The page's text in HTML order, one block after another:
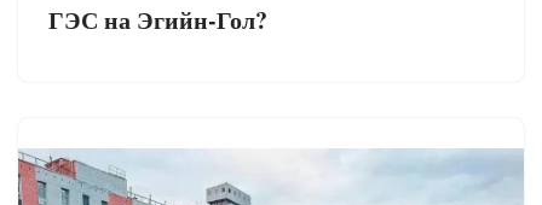
ГЭС на Эгийн-Гол?